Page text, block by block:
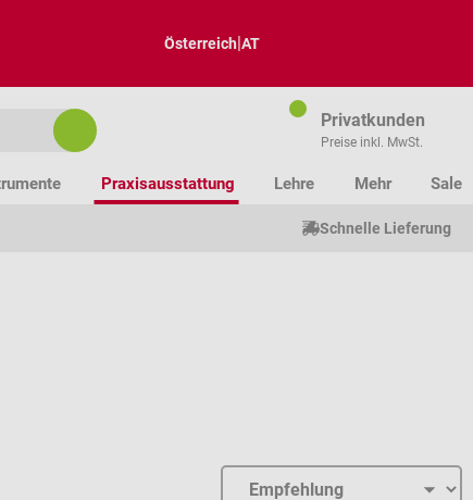
Österreich|AT
Privatkunden
Preise inkl. MwSt.
Praxisausstattung Lehre Mehr Sale
Schnelle Lieferung